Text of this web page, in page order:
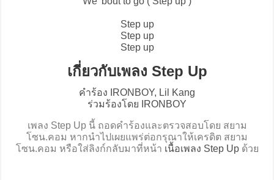
Step up
Step up
Step up
เกี่ยวกับเพลง Step Up
คำร้อง IRONBOY, Lil Kang
ร่วมร้องโดย IRONBOY
เพลง Step Up นี้ ถอดคำร้องและตรวจสอบโดย สยาม
โซน.คอม หากนำไปเผยแพร่ต่อกรุณาให้เครดิต สยาม
โซน.คอม หรือใส่ลิงก์กลับมาที่หน้า เนื้อเพลง Step Upด้วย